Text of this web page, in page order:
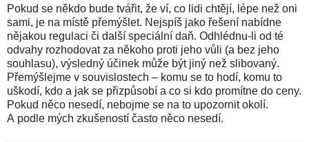
Pokud se někdo bude tvářit, že ví, co lidi chtějí, lépe než oni
sami, je na místě přemýšlet. Nejspíš jako řešení nabídne
nějakou regulaci či další speciální daň. Odhlédnu-li od té
odvahy rozhodovat za někoho proti jeho vůli (a bez jeho
souhlasu), výsledný účinek může být jiný než slibovaný.
Přemýšlejme v souvislostech – komu se to hodí, komu to
uškodí, kdo a jak se přizpůsobí a co si kdo promítne do ceny.
Pokud něco nesedí, nebojme se na to upozornit okolí.
A podle mých zkušeností často něco nesedí.